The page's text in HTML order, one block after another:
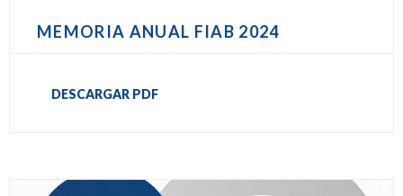
MEMORIA ANUAL FIAB 2024
DESCARGAR PDF